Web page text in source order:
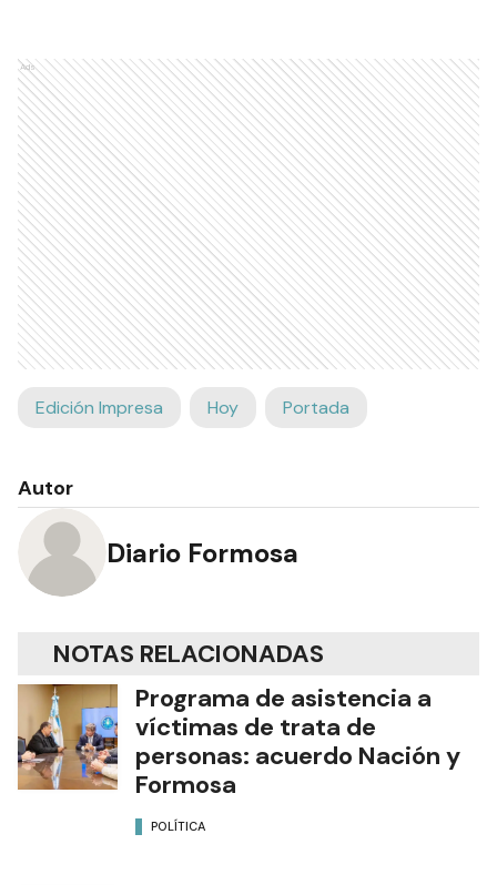
Ads
Edición Impresa Hoy Portada
Autor
Diario Formosa
NOTAS RELACIONADAS
Programa de asistencia a
víctimas de trata de
personas: acuerdo Nación y
Formosa
POLÍTICA